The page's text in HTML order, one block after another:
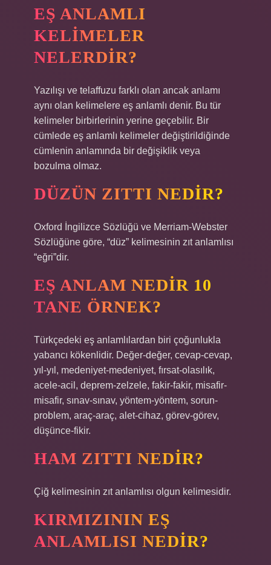
EŞ ANLAMLI
KELIMELER
NELERDIR?
Yazılışı ve telaffuzu farklı olan ancak anlamı
aynı olan kelimelere eş anlamlı denir. Bu tür
kelimeler birbirlerinin yerine geçebilir. Bir
cümlede eş anlamlı kelimeler değiştirildiğinde
cümlenin anlamında bir değişiklik veya
bozulma olmaz.
DÜZÜN ZITTI NEDIR?
Oxford İngilizce Sözlüğü ve Merriam-Webster
Sözlüğüne göre, “düz” kelimesinin zıt anlamlısı
“eğri”dir.
EŞ ANLAM NEDIR 10
TANE ÖRNEK?
Türkçedeki eş anlamlılardan biri çoğunlukla
yabancı kökenlidir. Değer-değer, cevap-cevap,
yıl-yıl, medeniyet-medeniyet, fırsat-olasılık,
acele-acil, deprem-zelzele, fakir-fakir, misafir-
misafir, sınav-sınav, yöntem-yöntem, sorun-
problem, araç-araç, alet-cihaz, görev-görev,
düşünce-fikir.
HAM ZITTI NEDIR?
Çiğ kelimesinin zıt anlamlısı olgun kelimesidir.
KIRMIZININ EŞ
ANLAMLISI NEDIR?